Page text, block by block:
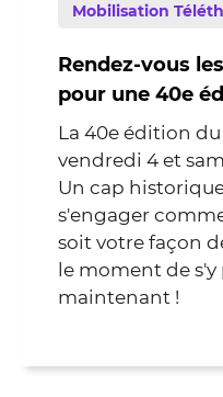
Mobilisation
Rendez-vous
pour une 40e
La 40e édition
vendredi 4 et
Un cap
s'engager
soit votre façon
le moment de
maintenant !